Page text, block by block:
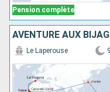
Pension complète
AVENTURE AUX
Le Laperouse